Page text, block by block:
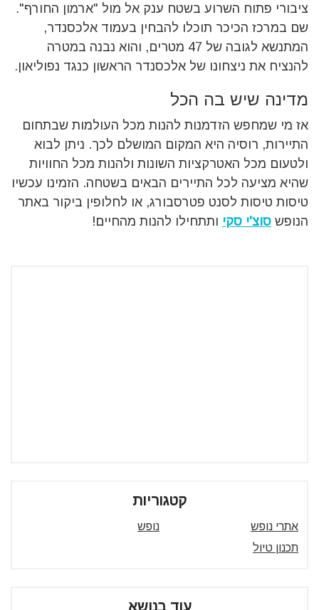
ציבורי פתוח השרוע בשטח ענק אל מול "ארמון החורף".
שם במרכז הכיכר תוכלו להבחין בעמוד אלכסנדר,
המתנשא לגובה של 47 מטרים, והוא נבנה במטרה
להנציח את ניצחונו של אלכסנדר הראשון כנגד נפוליאון.
מדינה שיש בה הכל
אז מי שמחפש הזדמנות להנות מכל העולמות שבתחום
התיירות, רוסיה היא המקום המושלם לכך. ניתן לבוא
ולטעום מכל האטרקציות השונות ולהנות מכל החוויות
שהיא מציעה לכל התיירים הבאים בשטחה. הזמינו עכשיו
טיסות טיסות לסנט פטרסבורג, או לחלופין ביקור באתר
הנופש סוצ'י סקי ותתחילו להנות מהחיים!
קטגוריות
אתרי נופש
נופש
תכנון טיול
עוד בנושא